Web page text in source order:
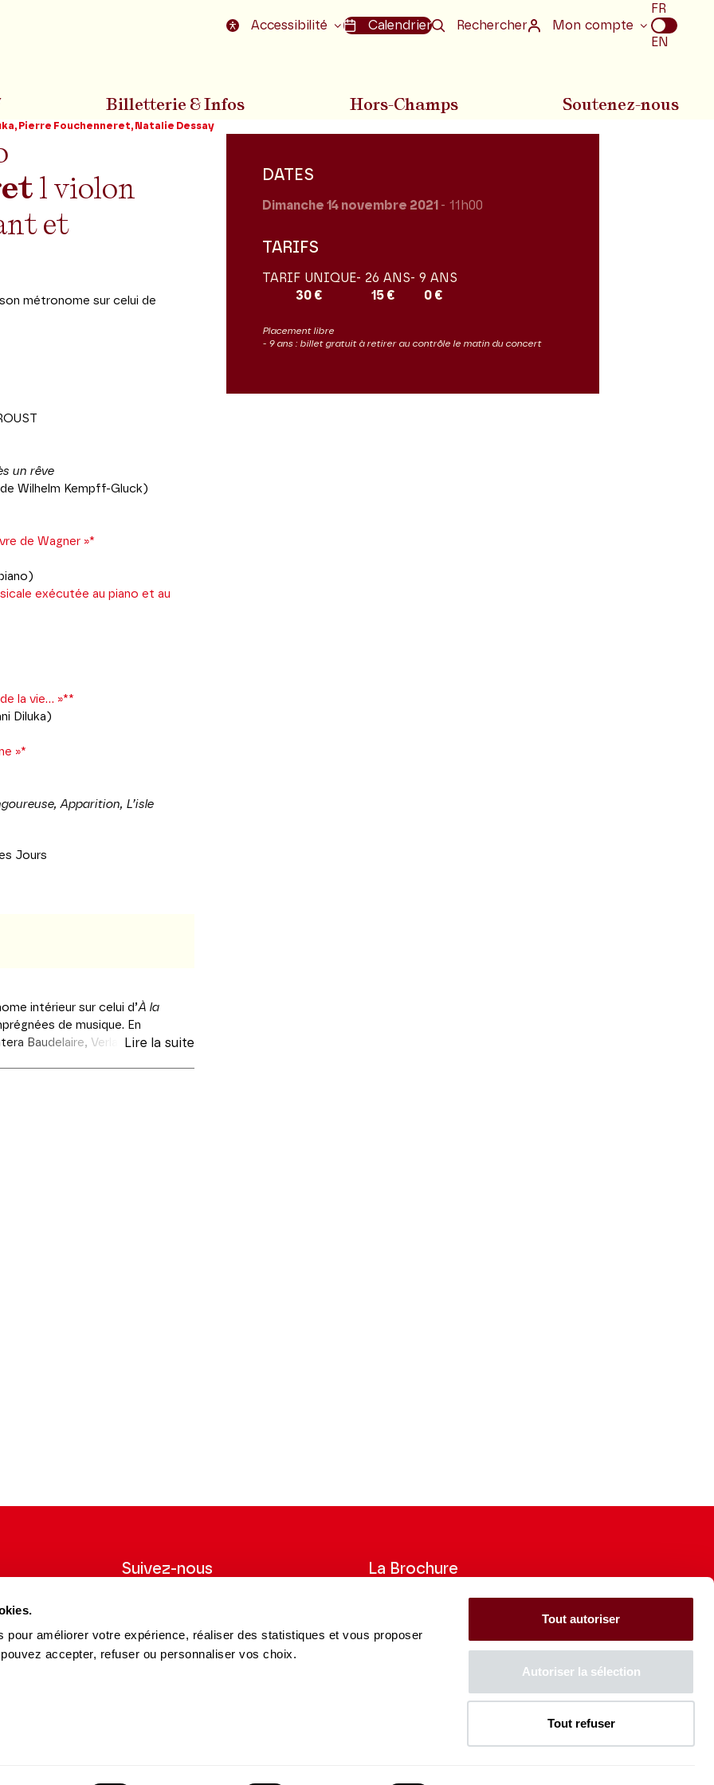
pour améliorer votre expérience, réaliser des statistiques et vous proposer
accepter, refuser ou personnaliser vos choix.
Tout autoriser
Autoriser la sélection
Tout refuser
Aller au pied de la page Accessibilité Calendrier Rechercher Mon compte
Choix
de
la
FR
EN
Billetterie & Infos Hors-Champs Soutenez-nous
Pierre Fouchenneret, Natalie Dessay
l violon
et
métronome sur celui de
un rêve
Wilhelm Kempff-Gluck)
de Wagner »*
exécutée au piano et au
la vie... »**
Diluka)
»*
Apparition, L’isle
Jours
intérieur sur celui d’À la
de musique. En
Baudelaire, Verlaine ou
dont l’
Lire la suite
DATES
Dimanche 14 novembre 2021 - 11h00
TARIFS
TARIF UNIQUE
30 €
- 26 ANS
15 €
- 9 ANS
0 €
Placement libre
- 9 ans : billet gratuit à retirer au contrôle le matin du concert
du Théâtre.
S'INSCRIRE
Suivez-nous
FacebookInstagram
Tik YoutubeLinkedin
La Brochure
Consultez la Brochure 2026-27
La Caisse des Dépôts soutient